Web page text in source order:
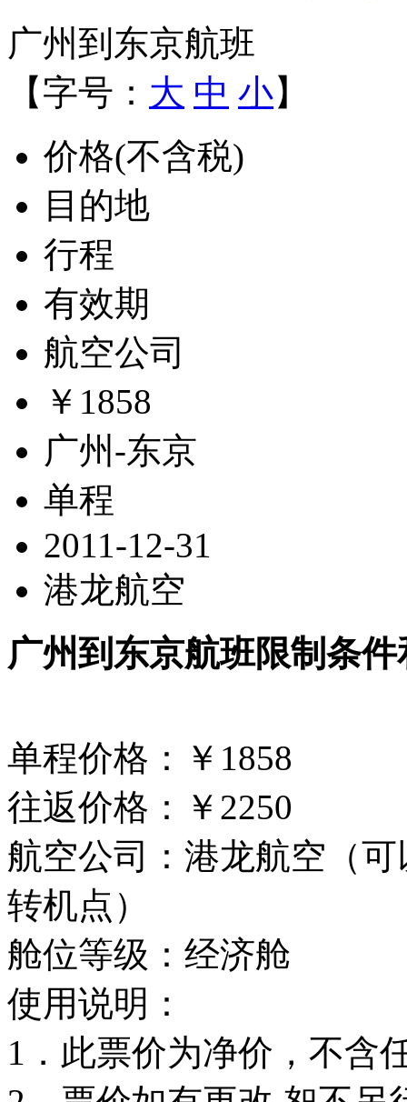
广州到东京航班
【字号： 大 中 小】
价格(不含税)
目的地
行程
有效期
航空公司
￥1858
广州-东京
单程
2011-12-31
港龙航空
广州到东京航班限制条
单程价格：￥1858
往返价格：￥2250
航空公司：港龙航空（
转机点）
舱位等级：经济舱
使用说明：
1．此票价为净价，不含